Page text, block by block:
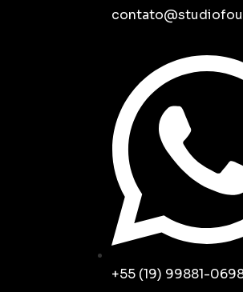
+55 (19) 99881-